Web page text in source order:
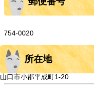
754-0020
所在地
山口市小郡平成町1-20